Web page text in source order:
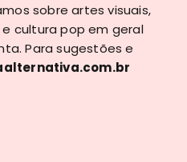
sobre artes visuais,
cultura pop em geral
Para sugestões e